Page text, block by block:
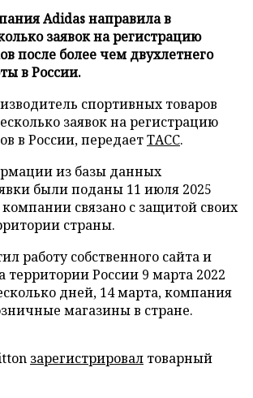
Adidas направила в
заявок на регистрацию
после более чем двухлетнего
в России.
спортивных товаров
заявок на регистрацию
в России, передаетТАСС.
из базы данных
были поданы 11 июля 2025
связано с защитой своих
страны.
работу собственного сайта и
России 9 марта 2022
дней, 14 марта, компания
магазины в стране.
зарегистрировал товарный